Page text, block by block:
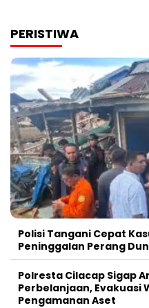
PERISTIWA
Polisi Tangani Cepat
Peninggalan Perang
Polresta Cilacap Sigap
Perbelanjaan, Evakuasi
Pengamanan Aset